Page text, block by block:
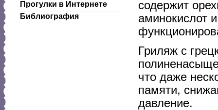
Прогулки в Интернете
Библиография
содержит
аминокислот
Гриляж с
что даже
памяти,
давление.